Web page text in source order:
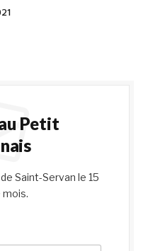
Petit
Saint-Servan le 15
mois.